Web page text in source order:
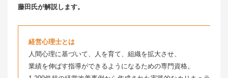
藤田氏が解説します。
経営心理士とは
人間心理に基づいて、人を育て、組織を拡大させ、
業績を伸ばす指導ができるようになるための専門資格。